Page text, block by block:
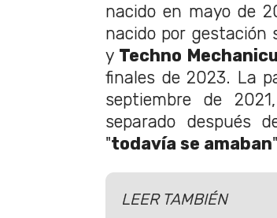
nacido en mayo de
nacido por gestación
y Techno
finales de 2023. La
septiembre de
separado después
"todavía se amaban
LEER TAMBIÉN